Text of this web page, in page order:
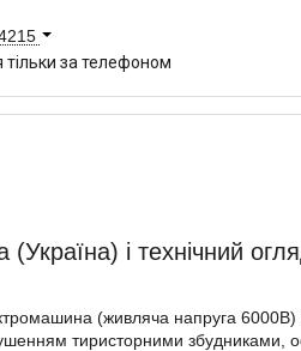
за телефоном
і технічний
(живляча напруга
тиристорними збудниками,